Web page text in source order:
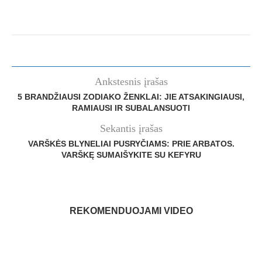
Ankstesnis įrašas
5 BRANDŽIAUSI ZODIAKO ŽENKLAI: JIE ATSAKINGIAUSI,
RAMIAUSI IR SUBALANSUOTI
Sekantis įrašas
VARŠKĖS BLYNELIAI PUSRYČIAMS: PRIE ARBATOS.
VARŠKĘ SUMAIŠYKITE SU KEFYRU
REKOMENDUOJAMI VIDEO